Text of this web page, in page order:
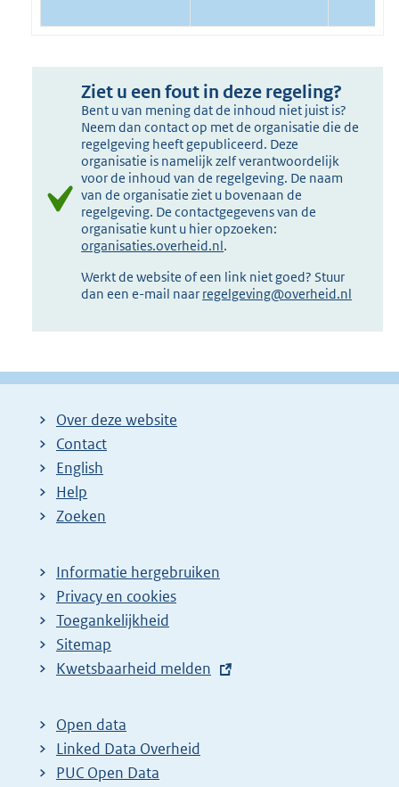
Ziet u een fout in deze regeling?
Bent u van mening dat de inhoud niet juist is?
Neem dan contact op met de organisatie die de
regelgeving heeft gepubliceerd. Deze
organisatie is namelijk zelf verantwoordelijk
voor de inhoud van de regelgeving. De naam
van de organisatie ziet u bovenaan de
regelgeving. De contactgegevens van de
organisatie kunt u hier opzoeken:
organisaties.overheid.nl.
Werkt de website of een link niet goed? Stuur
dan een e-mail naar regelgeving@overheid.nl
Over deze website
Contact
English
Help
Zoeken
Informatie hergebruiken
Privacy en cookies
Toegankelijkheid
Sitemap
E
t
e
r
Kwetsbaarheid melden
Open data
Linked Data Overheid
PUC Open Data